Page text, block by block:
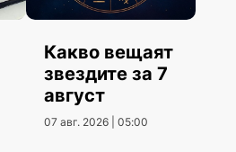
Какво вещаят
звездите за 7
август
07 авг. 2026 | 05:00